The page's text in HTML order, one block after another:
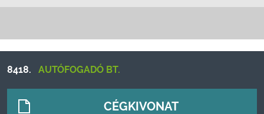
8418. AUTÓFOGADÓ BT.
CÉGKIVONAT